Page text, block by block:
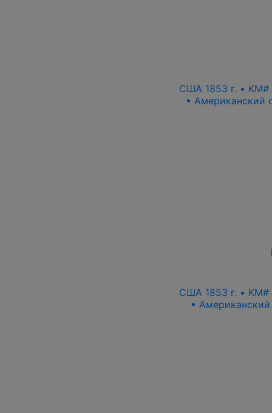
США 1853 г. •
• Американский
США 1853 г. •
•